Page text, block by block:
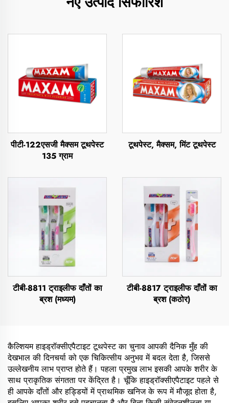
पीटी-122एसजी मैक्सम टूथपेस्ट
135 ग्राम
टूथपेस्ट, मैक्सम, मिंट टूथपेस्ट
टीबी-8811 ट्राइलीफ दाँतों का
ब्रश (मध्यम)
टीबी-8817 ट्राइलीफ दाँतों का
ब्रश (कठोर)
कैल्शियम हाइड्रॉक्सीएपैटाइट टूथपेस्ट का चुनाव आपकी दैनिक मुँह की
देखभाल की दिनचर्या को एक चिकित्सीय अनुभव में बदल देता है, जिससे
उल्लेखनीय लाभ प्राप्त होते हैं। पहला प्रमुख लाभ इसकी आपके शरीर के
साथ प्राकृतिक संगतता पर केंद्रित है। चूँकि हाइड्रॉक्सीएपैटाइट पहले से
ही आपके दाँतों और हड्डियों में प्राथमिक खनिज के रूप में मौजूद होता है,